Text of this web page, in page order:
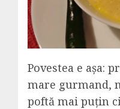
Povestea e așa:
mare gurmand,
poftă mai puțin